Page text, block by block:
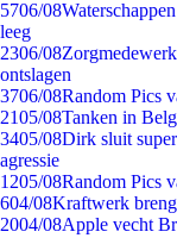
5706/08
leeg
2306/08
ontslagen
3706/08Random Pics
2105/08Tanken in
3405/08Dirk sluit
agressie
1205/08Random Pics
604/08Kraftwerk
2004/08Apple vecht